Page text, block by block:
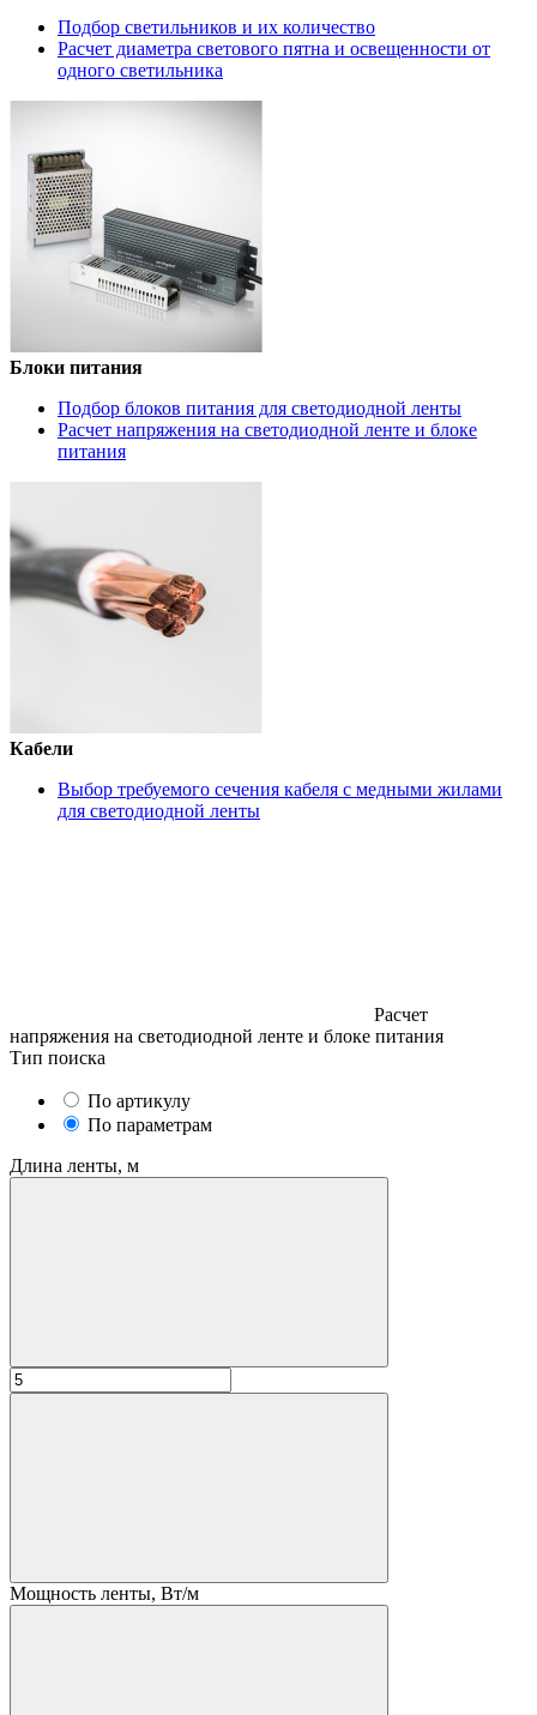
Подбор светильников и их количество
Расчет диаметра светового пятна и освещенности от
одного светильника
Блоки питания
Подбор блоков питания для светодиодной ленты
Расчет напряжения на светодиодной ленте и блоке
питания
Кабели
Выбор требуемого сечения кабеля с медными жилами
для светодиодной ленты
Расчет
напряжения на светодиодной ленте и блоке питания
Тип поиска
По артикулу
По параметрам
Длина ленты, м
Мощность ленты, Вт/м